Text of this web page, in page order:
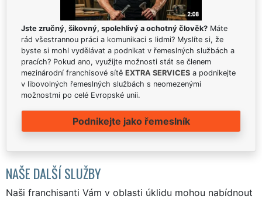
Jste zručný, šikovný, spolehlivý a ochotný člověk? Máte
rád všestrannou práci a komunikaci s lidmi? Myslíte si, že
byste si mohl vydělávat a podnikat v řemeslných službách a
pracích? Pokud ano, využijte možnosti stát se členem
mezinárodní franchisové sítě EXTRA SERVICES a podnikejte
v libovolných řemeslných službách s neomezenými
možnostmi po celé Evropské unii.
Podnikejte jako řemeslník
NAŠE DALŠÍ SLUŽBY
Naši franchisanti Vám v oblasti úklidu mohou nabídnout